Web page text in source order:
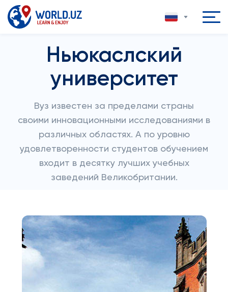
Ньюкаслский
университет
Вуз известен за пределами страны
своими инновационными исследованиями в
различных областях. А по уровню
удовлетворенности студентов обучением
входит в десятку лучших учебных
заведений Великобритании.